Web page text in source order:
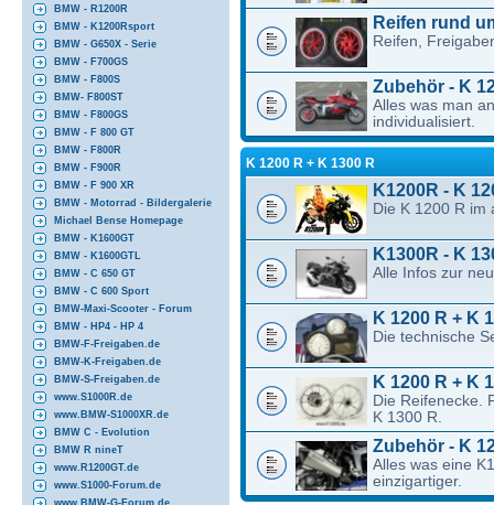
BMW - R1200R
BMW - K1200Rsport
BMW - G650X - Serie
BMW - F700GS
BMW - F800S
BMW- F800ST
BMW - F800GS
BMW - F 800 GT
BMW - F800R
BMW - F900R
BMW - F 900 XR
BMW - Motorrad - Bildergalerie
Michael Bense Homepage
BMW - K1600GT
BMW - K1600GTL
BMW - C 650 GT
BMW - C 600 Sport
BMW-Maxi-Scooter - Forum
BMW - HP4 - HP 4
BMW-F-Freigaben.de
BMW-K-Freigaben.de
BMW-S-Freigaben.de
www.S1000R.de
www.BMW-S1000XR.de
BMW C - Evolution
BMW R nineT
www.R1200GT.de
www.S1000-Forum.de
www.BMW-G-Forum.de
Reifen rund
Reifen,
Zubehör - K
Alles was man
individualisiert.
K 1200 R + K 1300 R
K1200R - K
Die K 1200 R im
K1300R - K
Alle Infos zur
K 1200 R + K
Die technische
K 1200 R + K
Die Reifenecke.
K 1300 R.
Zubehör - K
Alles was eine
einzigartiger.